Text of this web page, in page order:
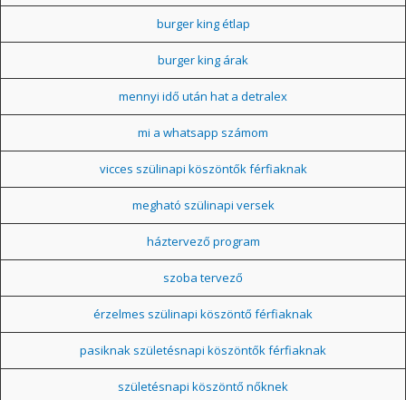
burger king étlap
burger king árak
mennyi idő után hat a detralex
mi a whatsapp számom
vicces szülinapi köszöntők férfiaknak
megható szülinapi versek
háztervező program
szoba tervező
érzelmes szülinapi köszöntő férfiaknak
pasiknak születésnapi köszöntők férfiaknak
születésnapi köszöntő nőknek